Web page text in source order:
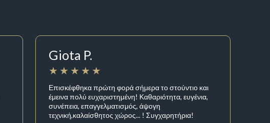
Giota P.
Επισκέφθηκα πρώτη φορά σήμερα το στούντιο και
έμεινα πολύ ευχαριστημένη! Καθαριότητα, ευγένια,
συνέπεια, επαγγελματισμός, άψογη
τεχνική,καλαίσθητος χώρος... ! Συγχαρητήρια!